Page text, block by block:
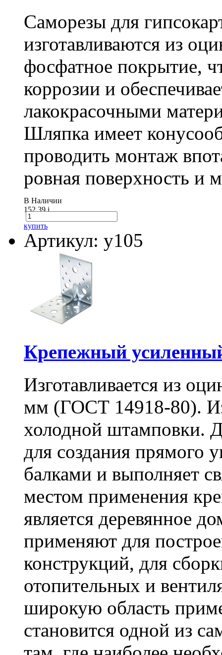
Саморезы для
изготавливаются из
фосфатное покрытие,
коррозии и
лакокрасочными
Шляпка имеет
проводить монтаж
ровная поверхность и
В Наличии
152.39i
купить
Артикул: у105
Крепежный
Изготавливается из
мм (ГОСТ 14918-80).
холодной штамповки.
для создания прямого
балками и выполняет
местом применения
является деревянное
применяют для
конструкций, для
отопительных и
широкую область
становится одной из